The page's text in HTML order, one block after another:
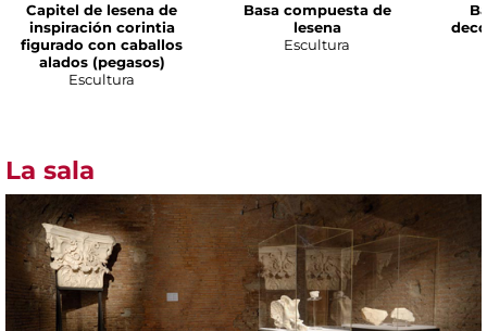
Capitel de lesena de
inspiración corintia
figurado con caballos
alados (pegasos)
Escultura
Basa compuesta de
lesena
Escultura
La sala